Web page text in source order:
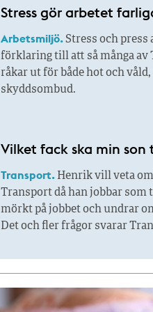
Stress gör arbetet
Arbetsmiljö.Stress och press
förklaring till att så många
råkar ut för både hot och
skyddsombud.
Vilket fack ska min son
Transport.Henrik vill veta om
Transport då han jobbar som
mörkt på jobbet och undrar
Det och fler frågor svarar